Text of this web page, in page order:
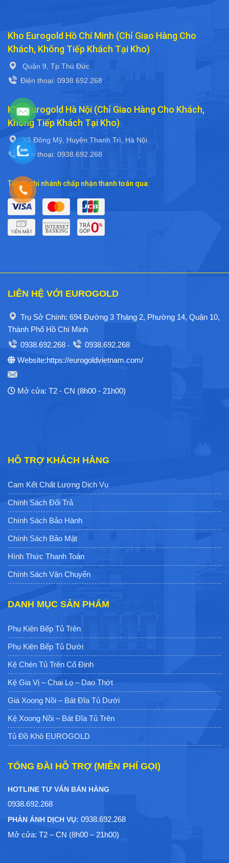
Kho Eurogold Hồ Chí Minh (Chỉ Giao Hàng Cho
Khách, Không Tiếp Khách Tại Kho)
Quận 9, Tp Thủ Đức
Điện thoại: 0938.692.268
Kho Eurogold Hà Nội (Chỉ Giao Hàng Cho Khách,
Không Tiếp Khách Tại Kho)
Xã Đông Mỹ, Huyện Thanh Trì, Hà Nội
Điện thoại: 0938.692.268
Tất cả chi nhánh chấp nhận thanh toán qua:
LIÊN HỆ VỚI EUROGOLD
Trụ Sở Chính: 694 Đường 3 Tháng 2, Phường 14, Quận 10,
Thành Phố Hồ Chí Minh
0938.692.268 -
0938.692.268
Website:https://eurogoldvietnam.com/
Mở cửa: T2 - CN (8h00 - 21h00)
HỖ TRỢ KHÁCH HÀNG
Cam Kết Chất Lượng Dịch Vụ
Chính Sách Đổi Trả
Chính Sách Bảo Hành
Chính Sách Bảo Mật
Hình Thức Thanh Toán
Chính Sách Vận Chuyển
DANH MỤC SẢN PHẨM
Phụ Kiện Bếp Tủ Trên
Phụ Kiện Bếp Tủ Dưới
Kệ Chén Tủ Trên Cố Định
Kệ Gia Vị – Chai Lọ – Dao Thớt
Giá Xoong Nồi – Bát Đĩa Tủ Dưới
Kệ Xoong Nồi – Bát Đĩa Tủ Trên
Tủ Đồ Khô EUROGOLD
TỔNG ĐÀI HỖ TRỢ (MIỄN PHÍ GỌI)
HOTLINE TƯ VẤN BÁN HÀNG
0938.692.268
PHẢN ÁNH DỊCH VỤ: 0938.692.268
Mở cửa: T2 – CN (8h00 – 21h00)